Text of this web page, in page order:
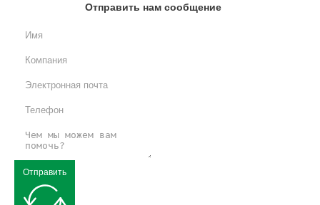
Отправить нам сообщение
Отправить